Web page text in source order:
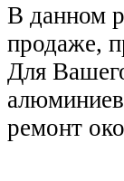
В данном
продаже,
Для
ремонт